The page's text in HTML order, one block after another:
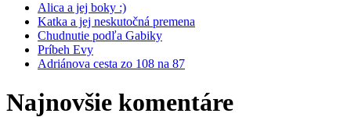
Alica a jej boky :)
Katka a jej neskutočná premena
Chudnutie podľa Gabiky
Príbeh Evy
Adriánova cesta zo 108 na 87
Najnovšie komentáre